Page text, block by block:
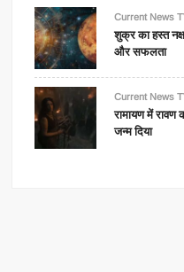
Current News
शुक्र का हस्त
और सफलता
Current News
रामायण में
जन्म दिया